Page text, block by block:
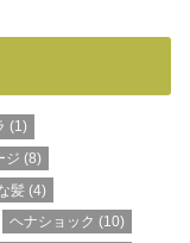
(1)
ジ (8)
髪(4)
ヘナショック (10)